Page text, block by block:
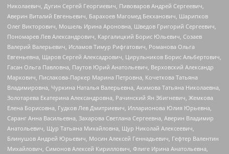
Николаевич, Дугин Сергей Георгиевич, Пивоваров Андрей Сергеевич,
Аверин Виталий Евгеньевич, Барахоев Магомед Бекханович, Шарипков
Олег Викторович, Мошель Ирина Ароновна, Шведов Григорий Сергеевич,
Пономарев Лев Александрович, Каргалицкий Борис Юльевич, Созаев
Валерий Валерьевич, Исламов Тимур Рифгатович, Романова Ольга
Евгеньевна, Щаров Сергей Алексадрович, Цирульников Борис Альбертович,
Гасан Ольга Павловна, Паутов Юрий Анатольевич, Верховский Александр
Маркович, Пислакова-Паркер Марина Петровна, Кочеткова Татьяна
Владимировна, Чуркина Наталья Валерьевна, Акимова Татьяна Николаевна,
Золотарева Екатерина Александровна, Рачинский Ян Збигневич, Жемкова
Елена Борисовна, Гудков Лев Дмитриевич, Илларионова Юлия Юрьевна,
Саранг Анна Васильевна, Захарова Светлана Сергеевна, Аверин Владимир
Анатольевич, Щур Татьяна Михайловна, Щур Николай Алексеевич,
Блинушов Андрей Юрьевич, Мосин Алексей Геннадьевич, Гефтер Валентин
Михайлович, Симонов Алексей Кириллович, Флиге Ирина Анатольевна,